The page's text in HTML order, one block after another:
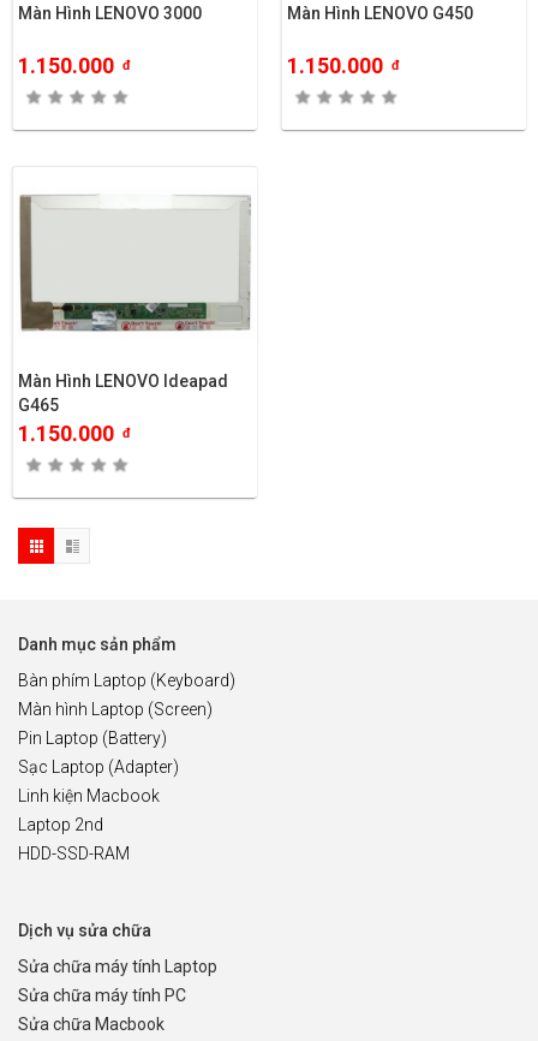
Màn Hình LENOVO 3000
1.150.000 đ
Màn Hình LENOVO G450
1.150.000 đ
Màn Hình LENOVO Ideapad
G465
1.150.000 đ
Danh mục sản phẩm
Bàn phím Laptop (Keyboard)
Màn hình Laptop (Screen)
Pin Laptop (Battery)
Sạc Laptop (Adapter)
Linh kiện Macbook
Laptop 2nd
HDD-SSD-RAM
Dịch vụ sửa chữa
Sửa chữa máy tính Laptop
Sửa chữa máy tính PC
Sửa chữa Macbook